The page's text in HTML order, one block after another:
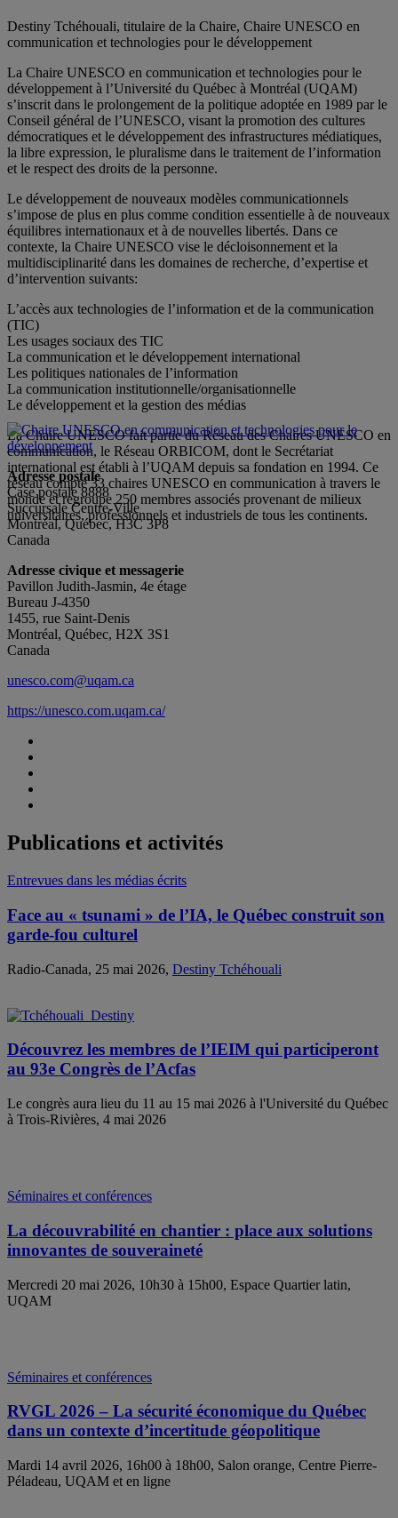
Destiny Tchéhouali, titulaire de la Chaire, Chaire UNESCO en
communication et technologies pour le développement
La Chaire UNESCO en communication et technologies pour le
développement à l’Université du Québec à Montréal (UQAM)
s’inscrit dans le prolongement de la politique adoptée en 1989 par le
Conseil général de l’UNESCO, visant la promotion des cultures
démocratiques et le développement des infrastructures médiatiques,
la libre expression, le pluralisme dans le traitement de l’information
et le respect des droits de la personne.
Le développement de nouveaux modèles communicationnels
s’impose de plus en plus comme condition essentielle à de nouveaux
équilibres internationaux et à de nouvelles libertés. Dans ce
contexte, la Chaire UNESCO vise le décloisonnement et la
multidisciplinarité dans les domaines de recherche, d’expertise et
d’intervention suivants:
L’accès aux technologies de l’information et de la communication
(TIC)
Les usages sociaux des TIC
La communication et le développement international
Les politiques nationales de l’information
La communication institutionnelle/organisationnelle
Le développement et la gestion des médias
La Chaire UNESCO fait partie du Réseau des Chaires UNESCO en
communication, le Réseau ORBICOM, dont le Secrétariat
international est établi à l’UQAM depuis sa fondation en 1994. Ce
réseau compte 33 chaires UNESCO en communication à travers le
monde et regroupe 250 membres associés provenant de milieux
universitaires, professionnels et industriels de tous les continents.
Adresse postale
Case postale 8888
Succursale Centre-Ville
Montréal, Québec, H3C 3P8
Canada
Adresse civique et messagerie
Pavillon Judith-Jasmin, 4e étage
Bureau J-4350
1455, rue Saint-Denis
Montréal, Québec, H2X 3S1
Canada
unesco.com@uqam.ca
https://unesco.com.uqam.ca/
Publications et activités
Entrevues dans les médias écrits
Face au « tsunami » de l’IA, le Québec construit son
garde-fou culturel
Radio-Canada, 25 mai 2026, Destiny Tchéhouali
Découvrez les membres de l’IEIM qui participeront
au 93e Congrès de l’Acfas
Le congrès aura lieu du 11 au 15 mai 2026 à l'Université du Québec
à Trois-Rivières, 4 mai 2026
Séminaires et conférences
La découvrabilité en chantier : place aux solutions
innovantes de souveraineté
Mercredi 20 mai 2026, 10h30 à 15h00, Espace Quartier latin,
UQAM
Séminaires et conférences
RVGL 2026 – La sécurité économique du Québec
dans un contexte d’incertitude géopolitique
Mardi 14 avril 2026, 16h00 à 18h00, Salon orange, Centre Pierre-
Péladeau, UQAM et en ligne